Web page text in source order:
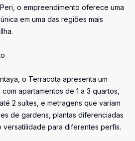
o empreendimento oferece uma
em uma das regiões mais
o Terracota apresenta um
apartamentos de 1 a 3 quartos,
2 suítes, e metragens que variam
de gardens, plantas diferenciadas
versatilidade para diferentes perfis.